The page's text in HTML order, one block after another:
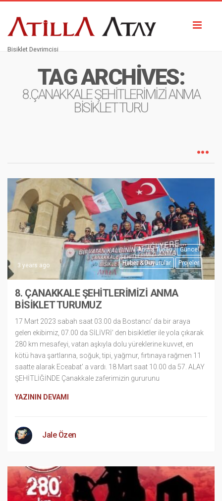
Bisiklet Devrimcisi
TAG ARCHIVES:
8.ÇANAKKALE ŞEHİTLERİMİZİ ANMA
BİSİKLET TURU
Anma Turları
Güncel
Haber & Duyurular
Projeler
3 years ago
8. ÇANAKKALE ŞEHİTLERİMİZİ ANMA
BİSİKLET TURUMUZ
17 Mart 2023 sabah saat 03.00 da Bostancı’ da bir araya
gelen ekibimiz, 07.00 da SİLİVRİ’ den bisikletler ile yola çıkarak
280 km mesafeyi, vatan aşkıyla dolu yüreklerine kuvvet, en
kötü hava şartlarına, soğuk, tipi, yağmur, fırtınaya rağmen 11
saatte alarak Eceabat’ a vardı. 18 Mart saat 10.00 da 57. ALAY
ŞEHİTLİĞİNDE Çanakkale zaferimizin gururunu
YAZININ DEVAMI
Jale Özen